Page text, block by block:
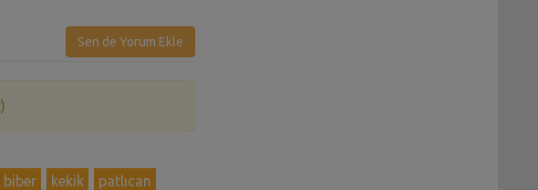
Sen de Yorum Ekle
biber kekik
patlıcan